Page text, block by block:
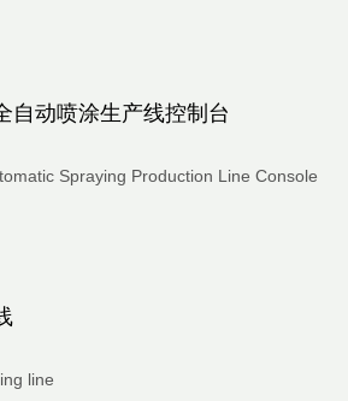
自动喷涂生产线控制台
Spraying Production Line Console
line